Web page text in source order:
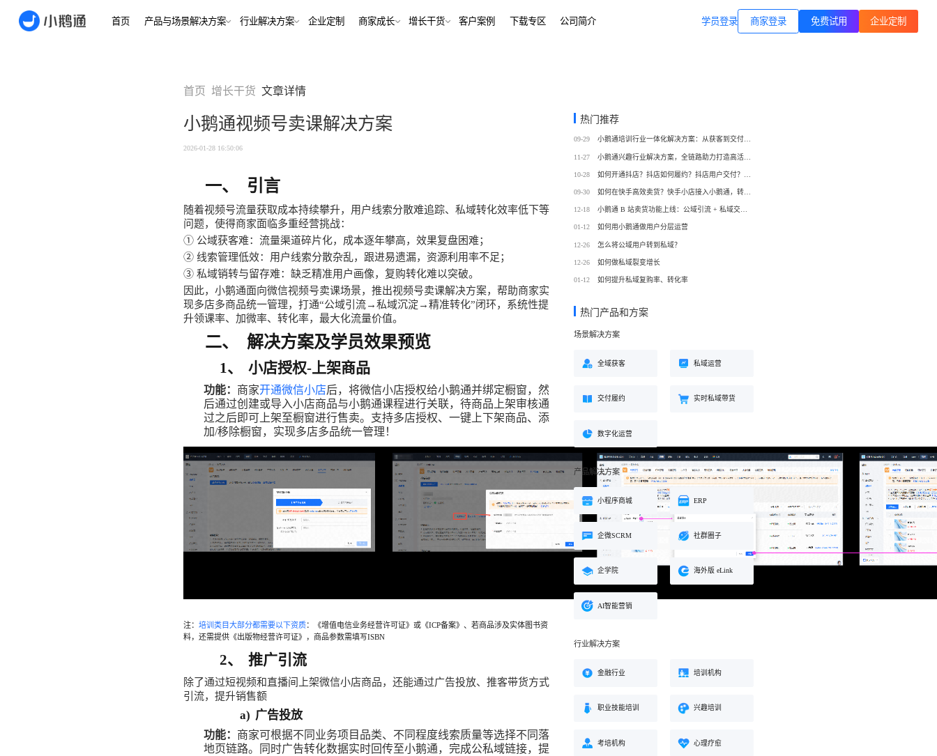
首页 产品与场景解决方案
全域获客
打通视频号抖音快手工具，流量沉
转、一站式解决方案
实时私域带货
私域销转/私域带货/实时互动工具
经营全链路数据洞察，公域私域打
通
产品
小程序商城
全行业全场景私域开店解决方案
ERP
针对私域运营的一站式供应链解决
社群圈子
深度链接粉丝，高品质社群运营
企业培训系统，员工培训、考试全
适配出海场景的全新产品，实现海
AI智能营销
AI智能营销就用小鹅通
行业解决方案
金融/财经行业
合规、转化、AI+——12000+金融
客户的共同选择
培训机构私域销转一站式解决方案
支持
考公考研、专升本、出国留学等一
心理疗愈
连锁心理机构的私域获客、标准化
交付与用户留存、多门店管理工具
早教启蒙
打通招生-营期-家校链路闭环，实现
长期增长
美业连锁
企业服务
企业服务私域营销解决方案，提供
稳定运营工具
为政府机构、事业单位、央国企等
提供数字化解决方案
社区团购
社区团购”新生态模式”，打破传统
经营难题
私域电商系统，全链路私域增长解
加盟培育、连锁门店管理、企业商
服装行业
服装行业私域互动运营一站式解决
方案
心理机构
心理咨询机构私域获客、标准化交
付与用户留存一站式解决方案
企业定制 商家成长 增长干货 客户案例 公司简介 学员登录 商家登录
首页 增长干货 文章详情
小鹅通视频号卖课解决方案
2026-01-28 16:50:06
一、 引言
随着视频号流量获取成本持续攀升，用户线索分散难追踪、私域转化效率低下等
问题，使得商家面临多重经营挑战：
① 公域获客难：流量渠道碎片化，成本逐年攀高，效果复盘困难；
② 线索管理低效：用户线索分散杂乱，跟进易遗漏，资源利用率不足；
③ 私域销转与留存难：缺乏精准用户画像，复购转化难以突破。
因此，小鹅通面向微信视频号卖课场景，推出视频号卖课解决方案，帮助商家实
现多店多商品统一管理，打通“公域引流→私域沉淀→精准转化”闭环，系统性提
升领课率、加微率、转化率，最大化流量价值。
二、 解决方案及学员效果预览
1、 小店授权-上架商品
功能： 商家开通微信小店后，将微信小店授权给小鹅通并绑定橱窗，然
后通过创建或导入小店商品与小鹅通课程进行关联，待商品 上架审核通
过之后即可 上架至橱窗进行售卖。 支持多店授权、一键 上下架商品、添
加/移除橱窗， 实现多店多品统一管理 ！
注：培训类目大部分都需要以下资质： 《增值电信业务经营许可证》或 《ICP备案》、若商品涉及实体图书资
料，还需提供《出版物经营许可证》
， 商品参数需填写ISBN
2、 推广引流
除了通过短视频和直播间上架微信小店商品，还能通过广告投放、推客带货方式
引流，提升销售额
a) 广告投放
功能： 商家可根据不同 业务项目 品类、 不同程度线索质量等选择不同 落
地页链路。 同时广告转化数据实时回传至小鹅通， 完成公私域链接，提
热门推荐
09-29 小鹅通培训行业一体化解决方案：从获客到交付，帮你打通增长全链路！
11-27
10-28
09-30
12-18
01-12 如何用小鹅通做用户分层运营
12-26 怎么将公域用户转到私域？
12-26 如何做私域裂变增长
01-12 如何提升私域复购率、转化率
热门产品和方案
场景解决方案
全域获客 私域运营
交付履约 实时私域带货
数字化运营
产品解决方案
小程序商城 ERP
企微SCRM 社群圈子
企学院 海外版 eLink
AI智能营销
行业解决方案
金融行业 培训机构
职业技能培训 兴趣培训
考培机构 心理疗愈